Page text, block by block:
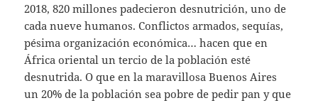
2018, 820 millones padecieron desnutrición, uno de
cada nueve humanos. Conflictos armados, sequías,
pésima organización económica… hacen que en
África oriental un tercio de la población esté
desnutrida. O que en la maravillosa Buenos Aires
un 20% de la población sea pobre de pedir pan y que